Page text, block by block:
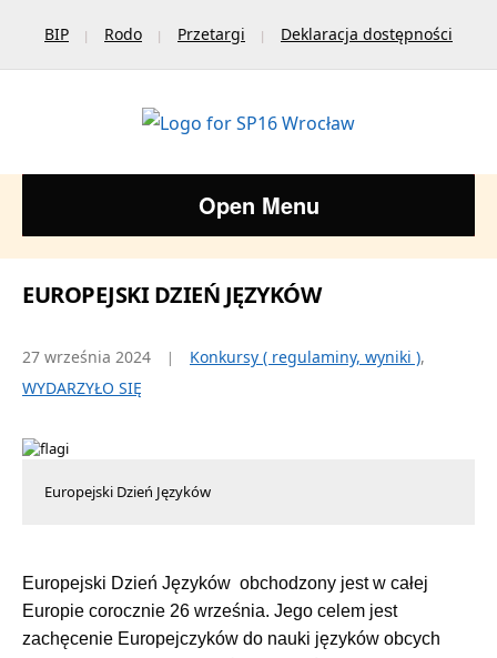
BIP Rodo Przetargi Deklaracja dostępności
Open Menu
EUROPEJSKI DZIEŃ JĘZYKÓW
27 września 2024 Konkursy ( regulaminy, wyniki ),
WYDARZYŁO SIĘ
Europejski Dzień Języków
Europejski Dzień Języków obchodzony jest w całej
Europie corocznie 26 września. Jego celem jest
zachęcenie Europejczyków do nauki języków obcych